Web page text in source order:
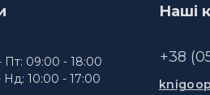
Пт: 09:00 - 18:00
Нд: 10:00 - 17:00
Наші
+38